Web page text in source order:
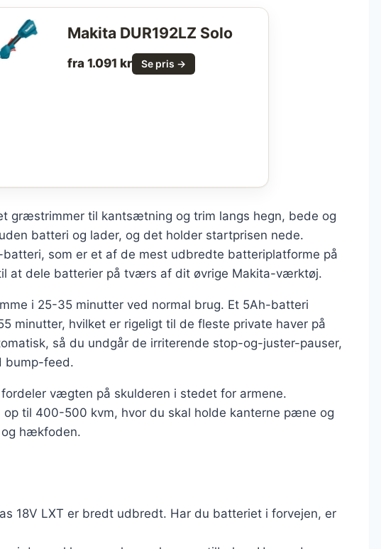
Makita DUR192LZ Solo
fra 1.091 kr Se pris →
græstrimmer til kantsætning og trim langs hegn, bede og
batteri og lader, og det holder startprisen nede.
batteri, som er et af de mest udbredte batteriplatforme på
at dele batterier på tværs af dit øvrige Makita-værktøj.
i 25-35 minutter ved normal brug. Et 5Ah-batteri
minutter, hvilket er rigeligt til de fleste private haver på
så du undgår de irriterende stop-og-juster-pauser,
bump-feed.
vægten på skulderen i stedet for armene.
til 400-500 kvm, hvor du skal holde kanterne pæne og
hækfoden.
18V LXT er bredt udbredt. Har du batteriet i forvejen, er